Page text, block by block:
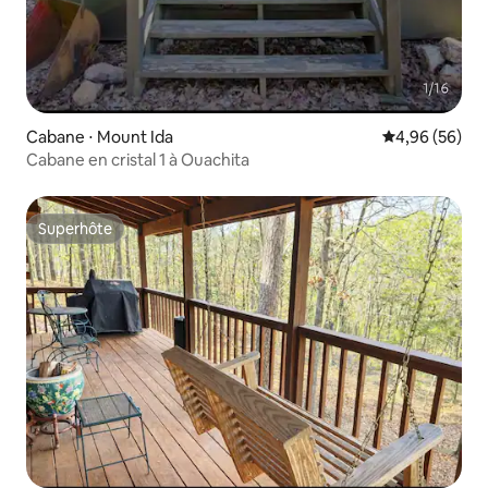
Cabane ⋅ Mount Ida Évaluation
4,96 (56)
Cabane en cristal 1 à Ouachita
Superhôte
Superhôte